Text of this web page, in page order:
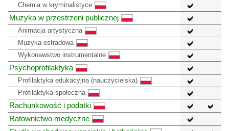
Chemia w kryminalistyce
Muzyka w przestrzeni publicznej
Animacja artystyczna
Muzyka estradowa
Wykonawstwo instrumentalne
Psychoprofilaktyka
Profilaktyka edukacyjna (nauczycielska)
Profilaktyka społeczna
Rachunkowość i podatki
Ratownictwo medyczne